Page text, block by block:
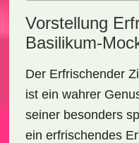
Vorstellung
Basilikum-
Der Erfrischender
ist ein wahrer
seiner besonders
ein erfrischendes